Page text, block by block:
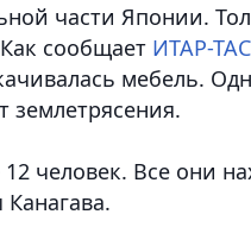
части Японии.
сообщает ИТАР-
мебель.
землетрясения.
человек. Все они